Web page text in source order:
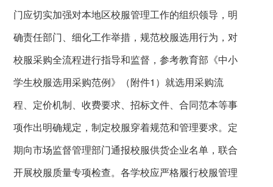
门应切实加强对本地区校服管理工作的组织领导，明
确责任部门、细化工作举措，规范校服选用行为，对
校服采购全流程进行指导和监督，参考教育部《中小
学生校服选用采购范例》（附件1 ）就选用采购流
程、定价机制、收费要求、招标文件、合同范本等事
项作出明确规定，制定校服穿着规范和管理要求。定
期向市场监督管理部门通报校服供货企业名单，联合
开展校服质量专项检查。各学校应严格履行校服管理